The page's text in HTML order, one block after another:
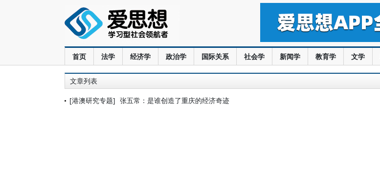
首页 法学 经济学 政治学 国际关系 社会学 新闻学 教育学 文学
文章列表
[港澳研究专题] 张五常：是谁创造了重庆的经济奇迹